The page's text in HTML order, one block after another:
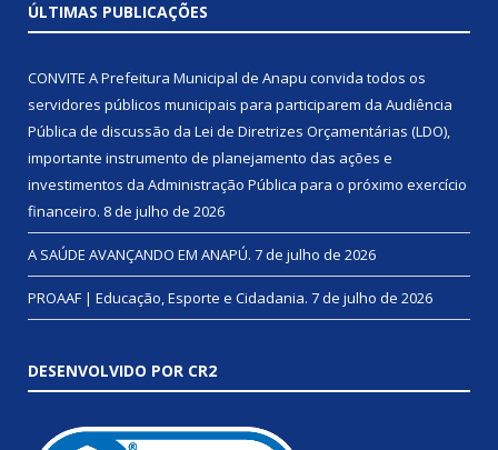
ÚLTIMAS PUBLICAÇÕES
CONVITE A Prefeitura Municipal de Anapu convida todos os
servidores públicos municipais para participarem da Audiência
Pública de discussão da Lei de Diretrizes Orçamentárias (LDO),
importante instrumento de planejamento das ações e
investimentos da Administração Pública para o próximo exercício
financeiro. 8 de julho de 2026
A SAÚDE AVANÇANDO EM ANAPÚ. 7 de julho de 2026
PROAAF | Educação, Esporte e Cidadania. 7 de julho de 2026
DESENVOLVIDO POR CR2